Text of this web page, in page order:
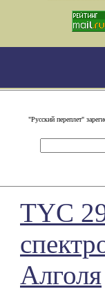
"Русский переплет"
TYC
Алголя